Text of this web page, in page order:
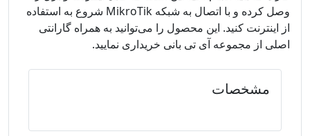
وصل کرده و با اتصال به شبکه MikroTik شروع به استفاده
از اینترنت کنید. این محصول را می‌توانید به همراه گارانتی
اصلی از مجموعه آی تی بانی خریداری نمایید.
مشخصات